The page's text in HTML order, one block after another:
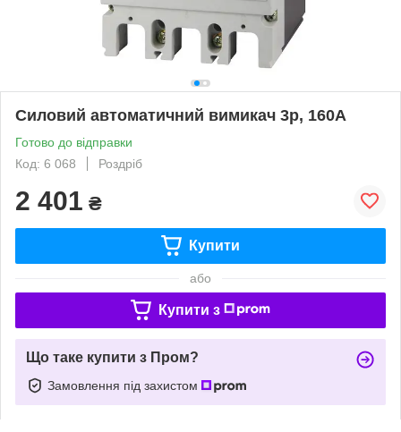
Силовий автоматичний вимикач 3р, 160А
Готово до відправки
Код: 6 068
Роздріб
2 401 ₴
Купити
або
Купити з
Що таке купити з Пром?
Замовлення під захистом